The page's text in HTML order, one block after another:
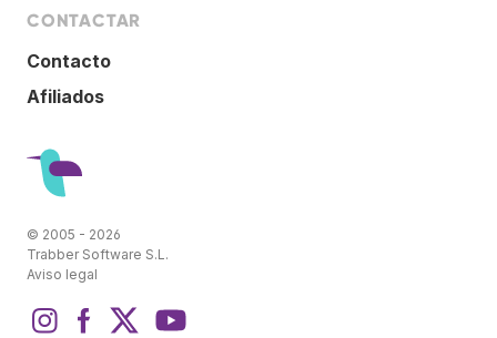
CONTACTAR
Contacto
Afiliados
© 2005 - 2026
Trabber Software S.L.
Aviso legal